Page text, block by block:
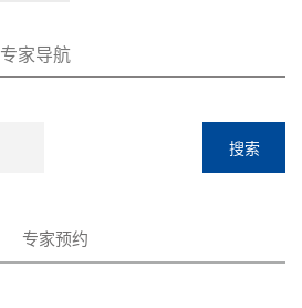
专家导航
搜索
专家预约